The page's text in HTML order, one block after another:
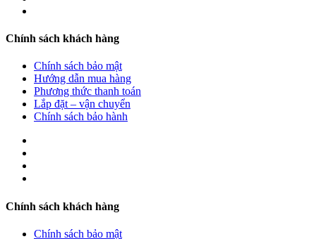
Chính sách khách hàng
Chính sách bảo mật
Hướng dẫn mua hàng
Phương thức thanh toán
Lắp đặt – vận chuyển
Chính sách bảo hành
Chính sách khách hàng
Chính sách bảo mật